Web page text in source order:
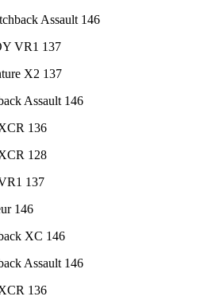
Assault 146
VR1 137
X2 137
Assault 146
136
128
137
146
XC 146
Assault 146
136